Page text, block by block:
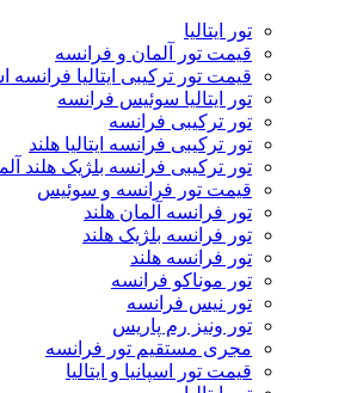
تور ایتالیا
قیمت تور آلمان و فرانسه
قیمت تور ترکیبی ایتالیا فرانسه
تور ایتالیا سوئیس فرانسه
تور ترکیبی فرانسه
تور ترکیبی فرانسه ایتالیا هلند
تور ترکیبی فرانسه بلژیک هلند
قیمت تور فرانسه و سوئیس
تور فرانسه آلمان هلند
تور فرانسه بلژیک هلند
تور فرانسه هلند
تور موناکو فرانسه
تور نیس فرانسه
تور ونیز رم پاریس
مجری مستقیم تور فرانسه
قیمت تور اسپانیا و ایتالیا